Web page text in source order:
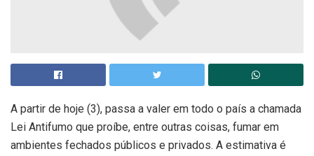
A partir de hoje (3), passa a valer em todo o país a chamada
Lei Antifumo que proíbe, entre outras coisas, fumar em
ambientes fechados públicos e privados. A estimativa é